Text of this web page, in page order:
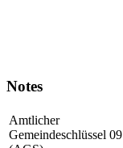
Notes
Amtlicher
Gemeindeschlüssel